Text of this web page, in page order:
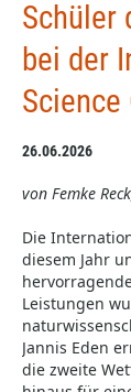
Schüler
bei der
Science
26.06.2026
von Femke
Die
diesem Jahr
Leistungen
Jannis Eden
die zweite